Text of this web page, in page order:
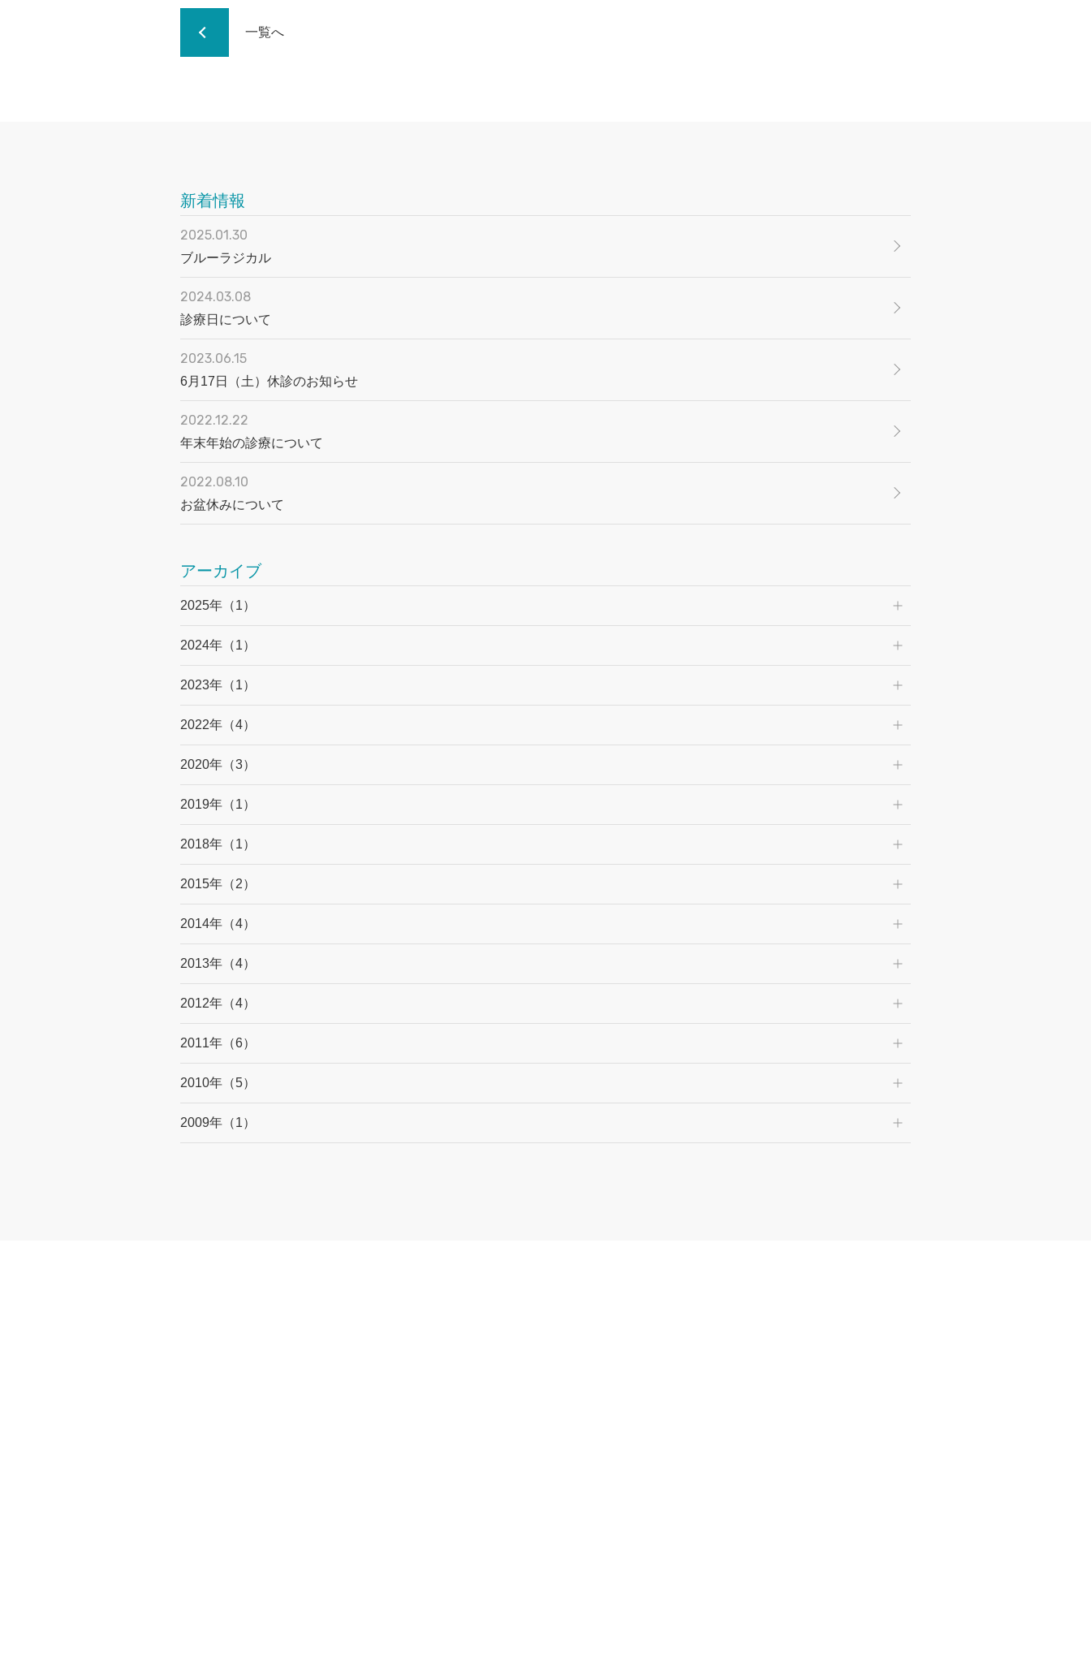
一覧へ
新着情報
2025.01.30
ブルーラジカル
2024.03.08
診療日について
2023.06.15
6月17日（土）休診のお知らせ
2022.12.22
年末年始の診療について
2022.08.10
お盆休みについて
アーカイブ
2025年（1）
2024年（1）
2023年（1）
2022年（4）
2020年（3）
2019年（1）
2018年（1）
2015年（2）
2014年（4）
2013年（4）
2012年（4）
2011年（6）
2010年（5）
2009年（1）